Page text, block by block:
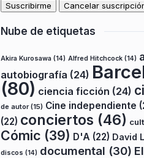
Nube de etiquetas
Akira Kurosawa (14) Alfred Hitchcock (14)
autobiografía (24)
(80) ciencia ficción (24)
de autor(15) Cine independiente
(22) conciertos (46)
Cómic (39) D'A (22) David
discos (14) documental (30)